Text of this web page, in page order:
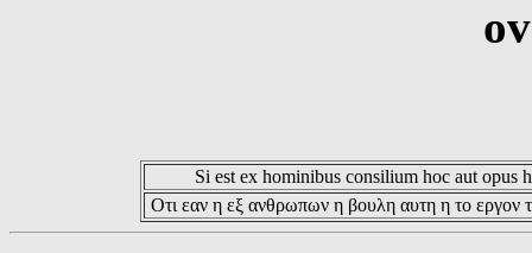
Si est ex hominibus consilium hoc aut opus
Οτι εαν η εξ ανθρωπων η βουλη αυτη η το εργον